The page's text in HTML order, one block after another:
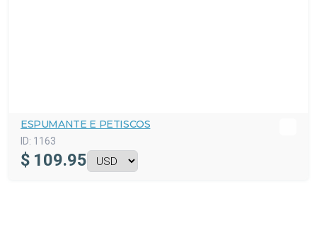
ESPUMANTE E PETISCOS
ID: 1163
$ 109.95